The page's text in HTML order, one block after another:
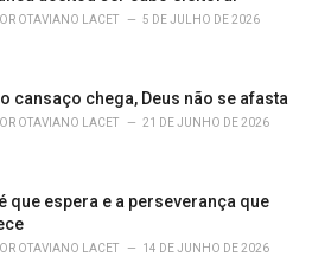
OTAVIANO LACET 5 DE JULHO DE 2026
cansaço chega, Deus não se afasta
OTAVIANO LACET 21 DE JUNHO DE 2026
que espera e a perseverança que
OTAVIANO LACET 14 DE JUNHO DE 2026